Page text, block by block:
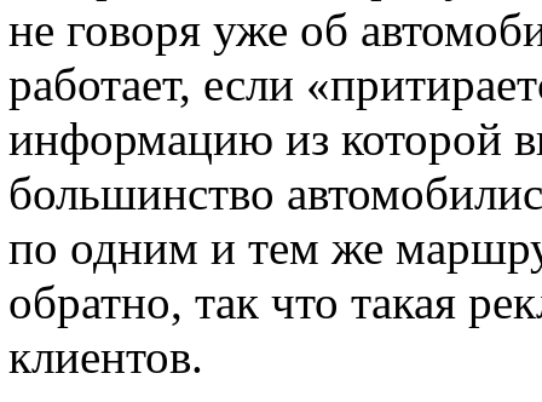
не говоря уже об
работает, если
информацию из которой
большинство
по одним и тем же
обратно, так что такая
клиентов.